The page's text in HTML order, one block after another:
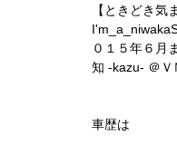
【ときどき気
０１５年６月
知 -kazu- ＠Ｖ
車歴は